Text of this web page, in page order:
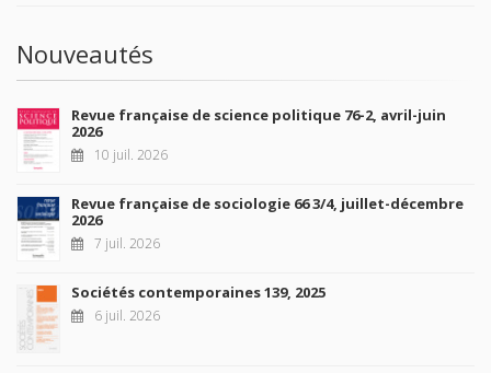
Nouveautés
Revue française de science politique 76-2, avril-juin
2026
10 juil. 2026
Revue française de sociologie 66 3/4, juillet-décembre
2026
7 juil. 2026
Sociétés contemporaines 139, 2025
6 juil. 2026